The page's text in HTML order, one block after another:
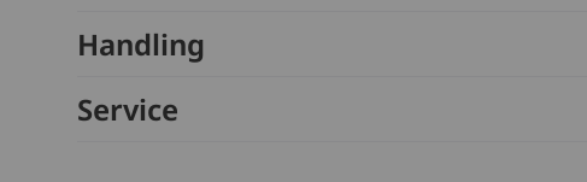
Handling
Service